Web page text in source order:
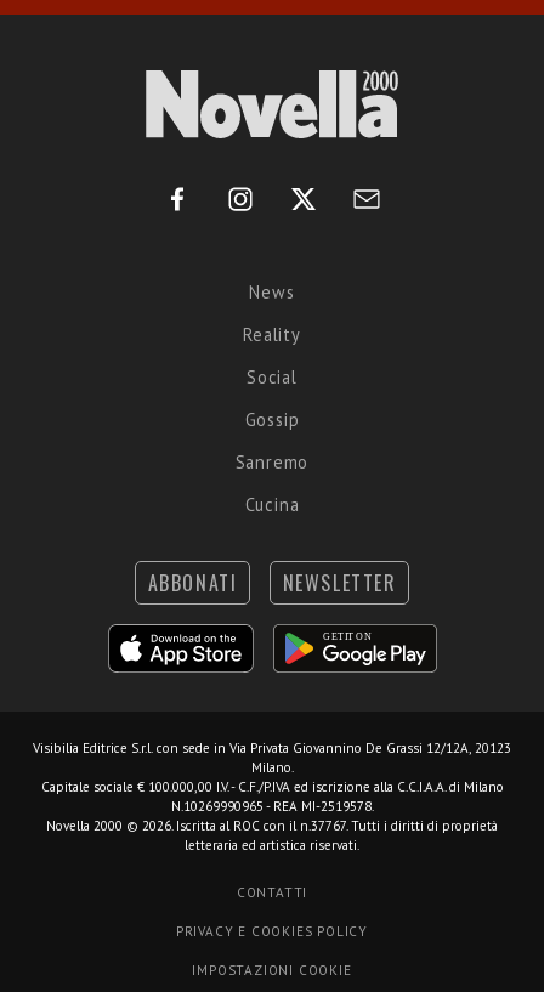
News
Reality
Social
Gossip
Sanremo
Cucina
ABBONATI NEWSLETTER
Visibilia Editrice S.r.l. con sede in Via Privata Giovannino De Grassi 12/12A, 20123
Milano.
Capitale sociale € 100.000,00 I.V. - C.F./P.IVA ed iscrizione alla C.C.I.A.A. di Milano
N.10269990965 - REA MI-2519578.
Novella 2000 © 2026. Iscritta al ROC con il n.37767. Tutti i diritti di proprietà
letteraria ed artistica riservati.
CONTATTI
PRIVACY E COOKIES POLICY
IMPOSTAZIONI COOKIE